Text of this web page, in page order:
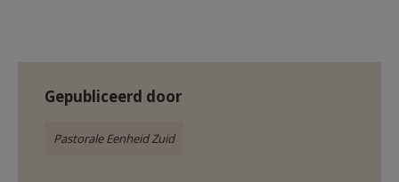
Gepubliceerd door
Pastorale Eenheid Zuid